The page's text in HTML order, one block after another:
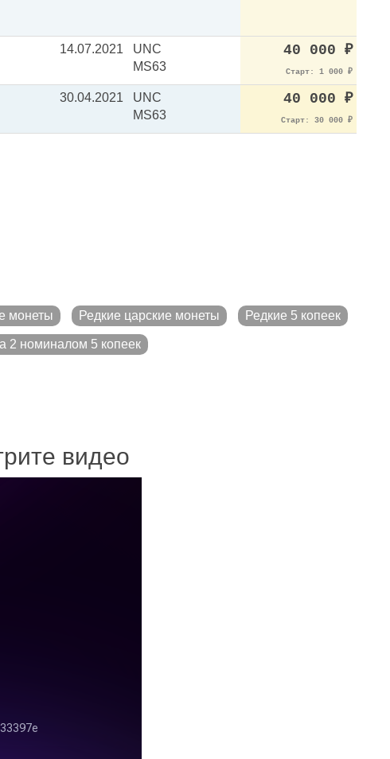
14.07.2021
UNC
MS63
40 000 ₽
Старт: 1 000 ₽
30.04.2021
UNC
MS63
40 000 ₽
Старт: 30 000 ₽
монеты Редкие царские монеты Редкие 5 копеек
2 номиналом 5 копеек
видео